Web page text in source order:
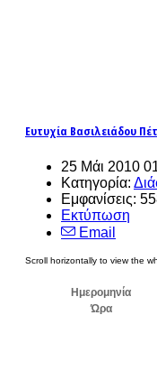
Ευτυχία Βασιλειάδου
25 Μάι 2010
Κατηγορία:
Εμφανίσεις:
Εκτύπωση
Email
Ημερομηνία
Ώρα